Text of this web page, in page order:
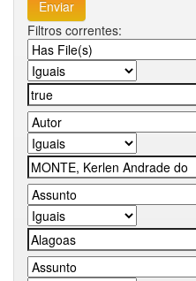
Filtros correntes: